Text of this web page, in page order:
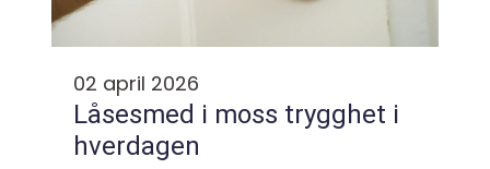
02 april 2026
Låsesmed i moss trygghet i
hverdagen